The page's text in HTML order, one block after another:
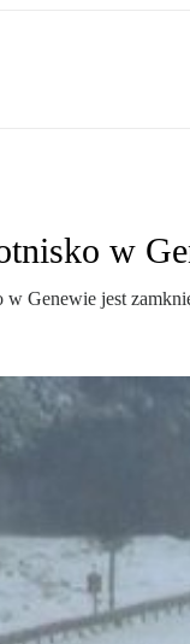
w
Genewie jest